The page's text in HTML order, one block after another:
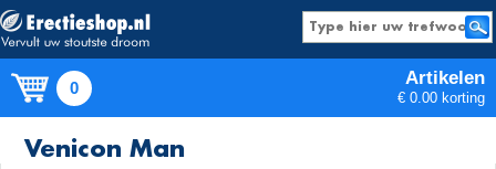
0 Artikelen
€ 0.00 korting
Venicon Man